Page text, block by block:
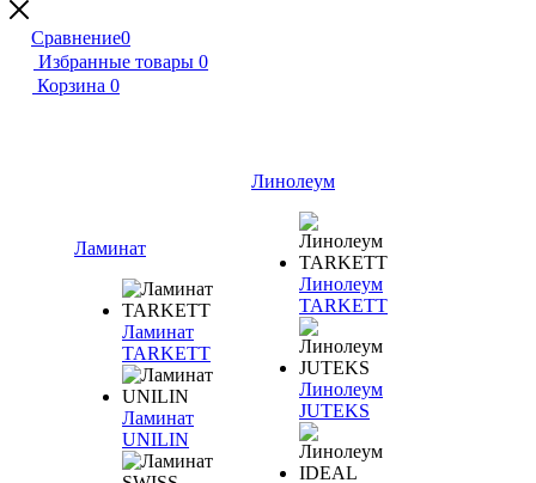
Сравнение0
Избранные товары 0
Корзина 0
Ламинат
Ламинат
TARKETT
Ламинат
UNILIN
Линолеум
Линолеум
TARKETT
Линолеум
JUTEKS